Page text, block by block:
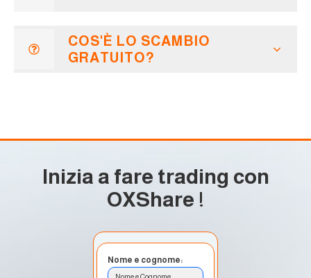
COS'È LO SCAMBIO
GRATUITO?
Inizia a fare trading con
OXShare !
Nome e cognome: